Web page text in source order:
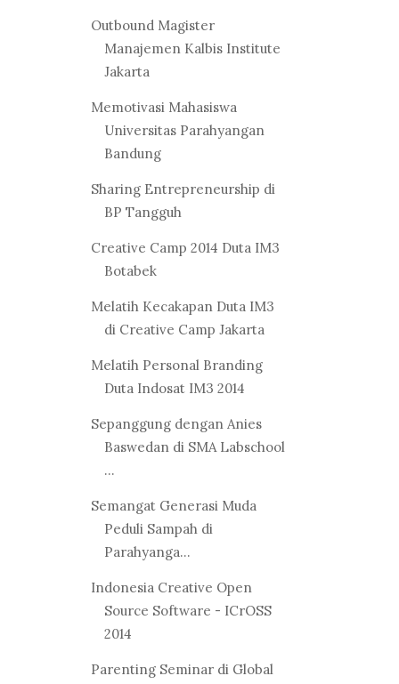
Outbound Magister
Manajemen Kalbis Institute
Jakarta
Memotivasi Mahasiswa
Universitas Parahyangan
Bandung
Sharing Entrepreneurship di
BP Tangguh
Creative Camp 2014 Duta IM3
Botabek
Melatih Kecakapan Duta IM3
di Creative Camp Jakarta
Melatih Personal Branding
Duta Indosat IM3 2014
Sepanggung dengan Anies
Baswedan di SMA Labschool
...
Semangat Generasi Muda
Peduli Sampah di
Parahyanga...
Indonesia Creative Open
Source Software - ICrOSS
2014
Parenting Seminar di Global